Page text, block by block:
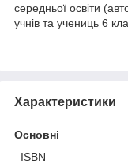
середньої освіти
учнів та учениць 6
Характеристики
Основні
ISBN